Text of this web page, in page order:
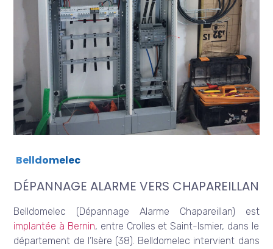
Belldomelec
DÉPANNAGE ALARME VERS CHAPAREILLAN
Belldomelec (Dépannage Alarme Chapareillan) est
implantée à Bernin, entre Crolles et Saint-Ismier, dans le
département de l’Isère (38). Belldomelec intervient dans